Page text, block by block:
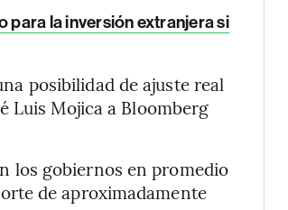
para la inversión extranjera si
posibilidad de ajuste real
Luis Mojica a Bloomberg
los gobiernos en promedio
de aproximadamente